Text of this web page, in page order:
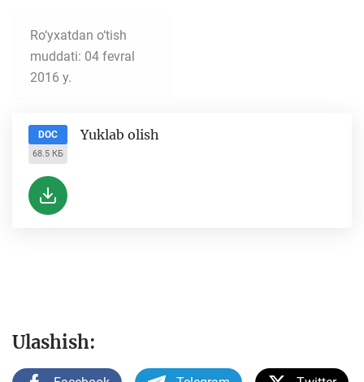
Ro‘yxatdan o‘tish
muddati: 04 fevral
2016 y.
DOC
68.5 КБ
Yuklab olish
Ulashish: